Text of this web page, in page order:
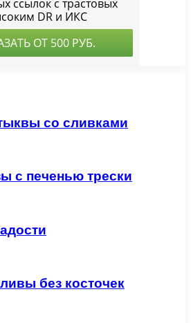
со сливками
с печенью трески
без косточек